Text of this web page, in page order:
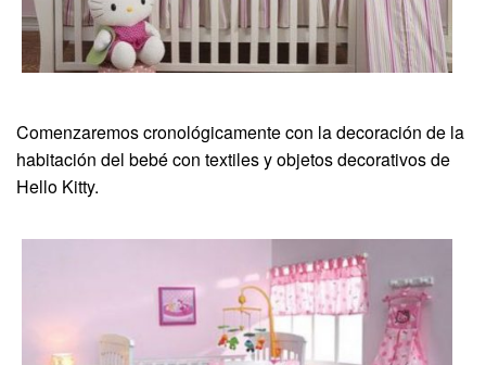
Comenzaremos cronológicamente con la decoración de la
habitación del bebé con textiles y objetos decorativos de
Hello Kitty.